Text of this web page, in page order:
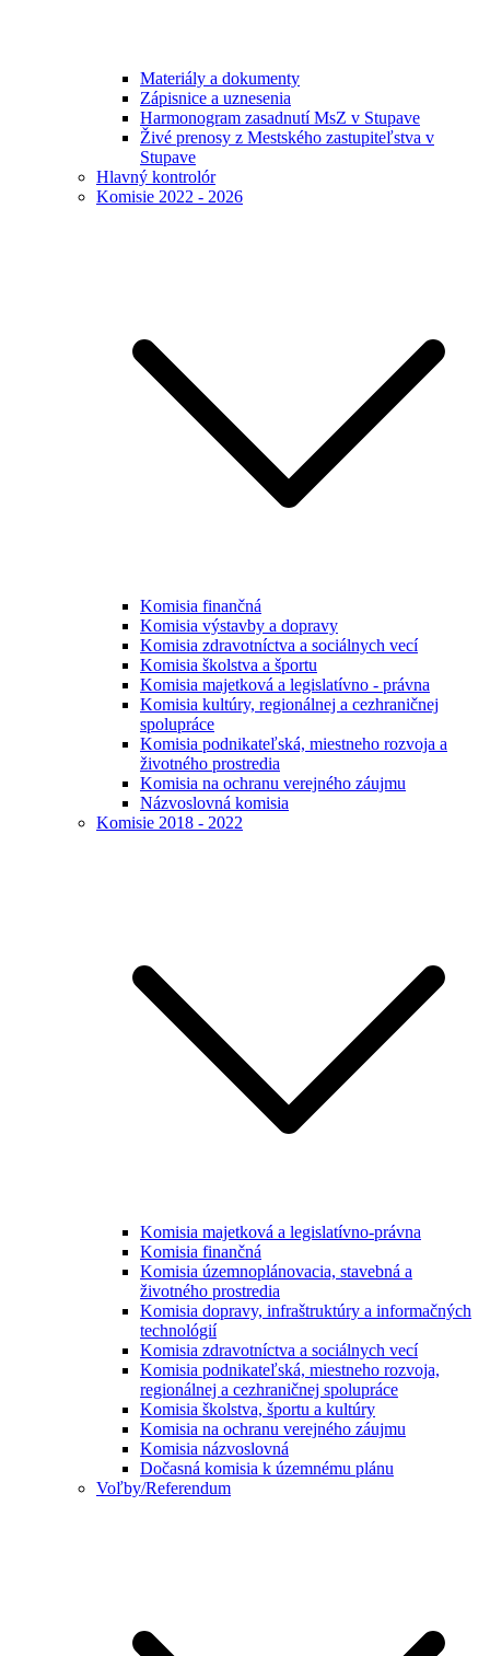
Materiály a dokumenty
Zápisnice a uznesenia
Harmonogram zasadnutí MsZ v Stupave
Živé prenosy z Mestského zastupiteľstva v
Stupave
Hlavný kontrolór
Komisie 2022 - 2026
Komisia finančná
Komisia výstavby a dopravy
Komisia zdravotníctva a sociálnych vecí
Komisia školstva a športu
Komisia majetková a legislatívno - právna
Komisia kultúry, regionálnej a cezhraničnej
spolupráce
Komisia podnikateľská, miestneho rozvoja a
životného prostredia
Komisia na ochranu verejného záujmu
Názvoslovná komisia
Komisie 2018 - 2022
Komisia majetková a legislatívno-právna
Komisia finančná
Komisia územnoplánovacia, stavebná a
životného prostredia
Komisia dopravy, infraštruktúry a informačných
technológií
Komisia zdravotníctva a sociálnych vecí
Komisia podnikateľská, miestneho rozvoja,
regionálnej a cezhraničnej spolupráce
Komisia školstva, športu a kultúry
Komisia na ochranu verejného záujmu
Komisia názvoslovná
Dočasná komisia k územnému plánu
Voľby/Referendum